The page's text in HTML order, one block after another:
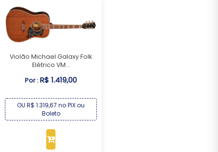
Violão Michael Galaxy Folk
Elétrico VM...
Por :R$ 1.419,00
OU R$ 1.319,67 no PIX ou
Boleto